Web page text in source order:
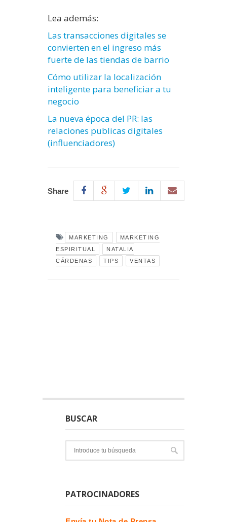
Lea además:
Las transacciones digitales se
convierten en el ingreso más
fuerte de las tiendas de barrio
Cómo utilizar la localización
inteligente para beneficiar a tu
negocio
La nueva época del PR: las
relaciones publicas digitales
(influenciadores)
Share
MARKETING
MARKETING
ESPIRITUAL
NATALIA
CÁRDENAS
TIPS VENTAS
BUSCAR
PATROCINADORES